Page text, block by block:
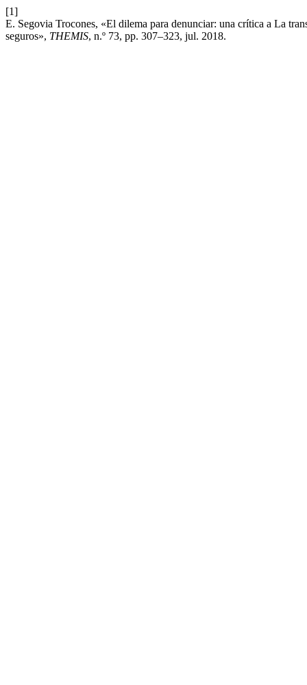
[1]
E. Segovia Trocones, «El dilema para denunciar: una crítica a La
seguros», THEMIS, n.º 73, pp. 307–323, jul. 2018.